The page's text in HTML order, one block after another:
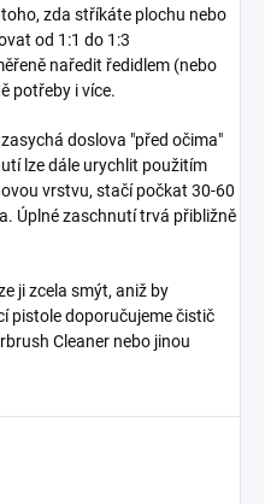
zda stříkáte plochu nebo
od 1:1 do 1:3
naředit ředidlem (nebo
potřeby i více.
doslova "před očima"
lze dále urychlit použitím
vrstvu, stačí počkat 30-60
Úplné zaschnutí trvá přibližně
ji zcela smýt, aniž by
pistole doporučujeme čistič
Cleaner nebo jinou